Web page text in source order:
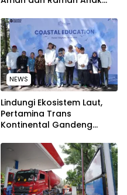
Nasional 2026
NEWS
Lindungi Ekosistem Laut,
Pertamina Trans
Kontinental Gandeng
Kebersihan Pantai di
Bitung, Sulawesi